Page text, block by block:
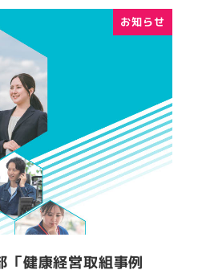
お知らせ
「健康経営取組事例